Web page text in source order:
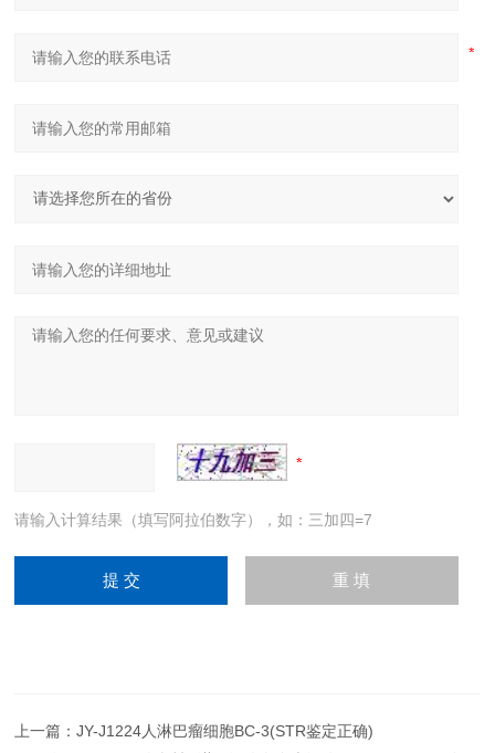
请输入计算结果（填写阿拉伯数字），如：三加四=7
上一篇：JY-J1224人淋巴瘤细胞BC-3(STR鉴定正确)